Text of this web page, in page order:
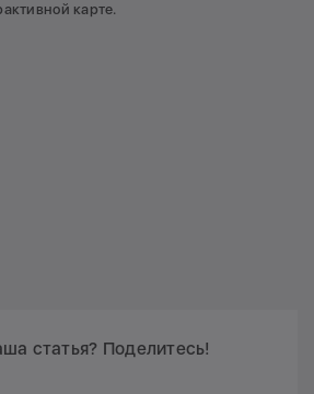
карте.
статья? Поделитесь!